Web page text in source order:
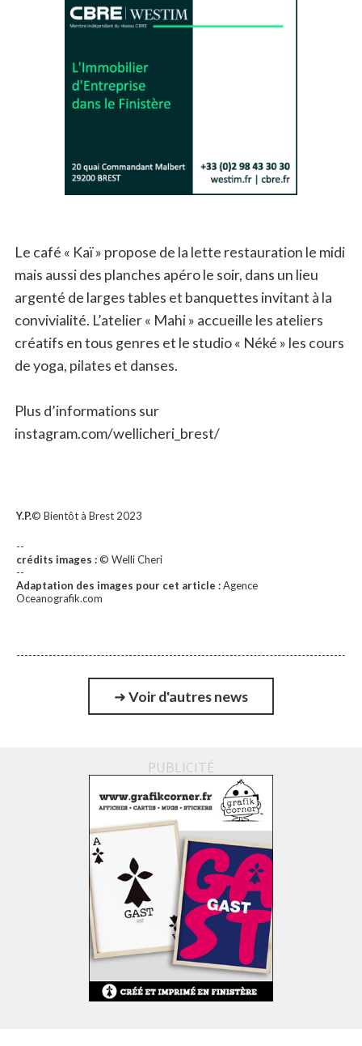
Le café « Kaï » propose de la lette restauration le midi
mais aussi des planches apéro le soir, dans un lieu
argenté de larges tables et banquettes invitant à la
convivialité. L’atelier « Mahi » accueille les ateliers
créatifs en tous genres et le studio « Néké » les cours
de yoga, pilates et danses.
Plus d’informations sur
instagram.com/wellicheri_brest/
Y.P.© Bientôt à Brest 2023
--
crédits images :© Welli Cheri
--
Adaptation des images pour cet article :Agence
Oceanografik.com
➜Voir d'autres news
PUBLICITÉ